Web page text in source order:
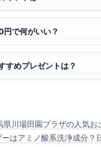
で何がいい？
すめプレゼントは？
県川場田園プラザの人気
はアミノ酸系洗浄成分